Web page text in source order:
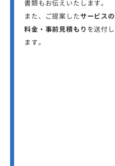
書類もお伝えいたします。
また、ご提案したサービスの
料金・事前見積もり を送付し
ます。